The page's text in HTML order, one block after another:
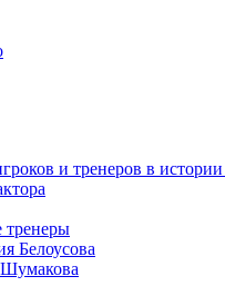
и тренеров в истории
тренеры
Белоусова